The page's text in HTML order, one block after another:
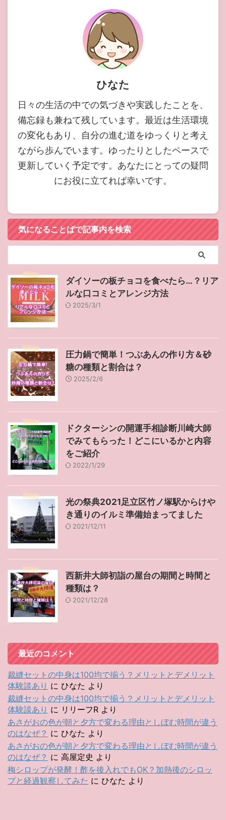
ひなた
日々の生活の中での気づきや実践したことを、
備忘録も兼ねて残しています。最近は生活環境
の変化もあり、自分の進む道をゆっくりと考え
ながら歩んでいます。ゆったりとしたペースで
更新していく予定です。あなたにとっての疑問
にお役に立てれば幸いです。
気になることばで記事内を検索
ダイソーの板チョコを食べたら…？リア
ルな口コミとアレンジ方法
2025/3/1
圧力鍋で簡単！つぶあんの作り方＆砂
糖の種類と割合は？
2025/2/6
ドクターシンの開運手相診断川崎大師
でみてもらった！どこにいるかと内容
をご紹介
2022/1/29
光の祭典2021足立区竹ノ塚駅からけや
き通りのイルミ準備始まってました
2021/12/11
西新井大師初詣の屋台の期間と時間と
種類は？
2021/12/28
最近のコメント
裁縫セットの中身は100均で揃う？メリットとデメリット
体験談あり に ひなた より
裁縫セットの中身は100均で揃う？メリットとデメリット
体験談あり に リリーフR より
あさがおの色が朝と夕方で変わる理由としぼむ時間が違う
のはなぜ？ に ひなた より
あさがおの色が朝と夕方で変わる理由としぼむ時間が違う
のはなぜ？ に 高屋定史 より
梅シロップが発酵！酢を後入れでもOK？加熱後のシロッ
プと経過観察してみた に ひなた より